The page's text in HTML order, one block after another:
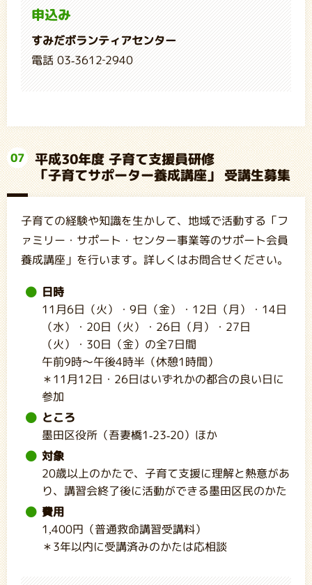
申込み
すみだボランティアセンター
電話 03-3612‐2940
07
平成30年度 子育て支援員研修
「子育てサポーター養成講座」 受講生募集
子育ての経験や知識を生かして、地域で活動する「フ
ァミリー・サポート・センター事業等のサポート会員
養成講座」を行います。詳しくはお問合せください。
日時
11月6日（火）・9日（金）・12日（月）・14日
（水）・20日（火）・26日（月）・27日
（火）・30日（金）の全7日間
午前9時～午後4時半（休憩1時間）
＊11月12日・26日はいずれかの都合の良い日に
参加
ところ
墨田区役所（吾妻橋1-23-20）ほか
対象
20歳以上のかたで、子育て支援に理解と熱意があ
り、講習会終了後に活動ができる墨田区民のかた
費用
1,400円（普通救命講習受講料）
＊3年以内に受講済みのかたは応相談